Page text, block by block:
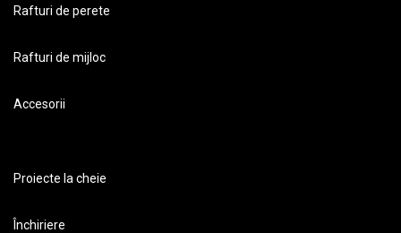
Rafturi de perete
Rafturi de mijloc
Accesorii
Proiecte la cheie
Închiriere